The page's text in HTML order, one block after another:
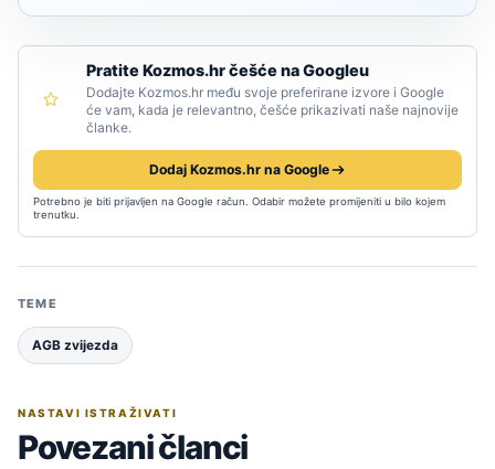
Pratite Kozmos.hr češće na Googleu
Dodajte Kozmos.hr među svoje preferirane izvore i Google
će vam, kada je relevantno, češće prikazivati naše najnovije
članke.
Dodaj Kozmos.hr na Google
Potrebno je biti prijavljen na Google račun. Odabir možete promijeniti u bilo kojem
trenutku.
TEME
AGB zvijezda
NASTAVI ISTRAŽIVATI
Povezani članci